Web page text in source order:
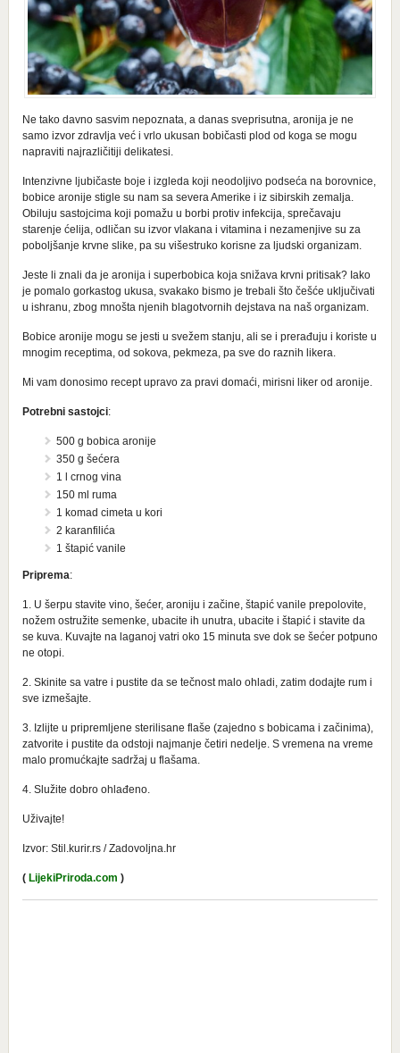
Ne tako davno sasvim nepoznata, a danas sveprisutna, aronija je ne
samo izvor zdravlja već i vrlo ukusan bobičasti plod od koga se mogu
napraviti najrazličitiji delikatesi.
Intenzivne ljubičaste boje i izgleda koji neodoljivo podseća na borovnice,
bobice aronije stigle su nam sa severa Amerike i iz sibirskih zemalja.
Obiluju sastojcima koji pomažu u borbi protiv infekcija, sprečavaju
starenje ćelija, odličan su izvor vlakana i vitamina i nezamenjive su za
poboljšanje krvne slike, pa su višestruko korisne za ljudski organizam.
Jeste li znali da je aronija i superbobica koja snižava krvni pritisak? Iako
je pomalo gorkastog ukusa, svakako bismo je trebali što češće uključivati
u ishranu, zbog mnošta njenih blagotvornih dejstava na naš organizam.
Bobice aronije mogu se jesti u svežem stanju, ali se i prerađuju i koriste u
mnogim receptima, od sokova, pekmeza, pa sve do raznih likera.
Mi vam donosimo recept upravo za pravi domaći, mirisni liker od aronije.
Potrebni sastojci:
500 g bobica aronije
350 g šećera
1 l crnog vina
150 ml ruma
1 komad cimeta u kori
2 karanfilića
1 štapić vanile
Priprema:
1. U šerpu stavite vino, šećer, aroniju i začine, štapić vanile prepolovite,
nožem ostružite semenke, ubacite ih unutra, ubacite i štapić i stavite da
se kuva. Kuvajte na laganoj vatri oko 15 minuta sve dok se šećer potpuno
ne otopi.
2. Skinite sa vatre i pustite da se tečnost malo ohladi, zatim dodajte rum i
sve izmešajte.
3. Izlijte u pripremljene sterilisane flaše (zajedno s bobicama i začinima),
zatvorite i pustite da odstoji najmanje četiri nedelje. S vremena na vreme
malo promućkajte sadržaj u flašama.
4. Služite dobro ohlađeno.
Uživajte!
Izvor: Stil.kurir.rs / Zadovoljna.hr
( LijekiPriroda.com )